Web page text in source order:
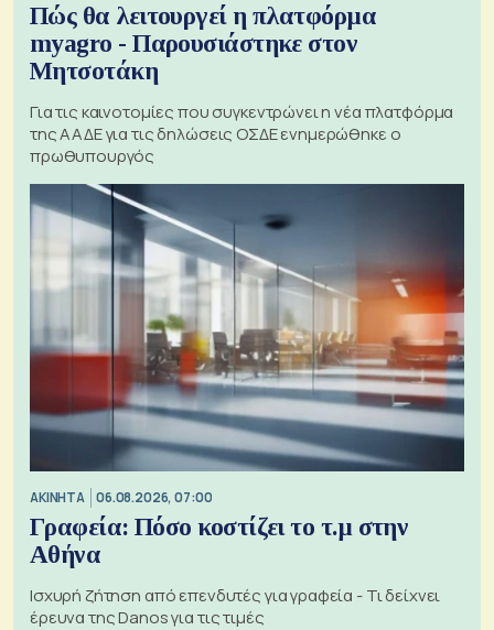
Πώς θα λειτουργεί η πλατφόρμα
myagro - Παρουσιάστηκε στον
Μητσοτάκη
Για τις καινοτομίες που συγκεντρώνει η νέα πλατφόρμα
της ΑΑΔΕ για τις δηλώσεις ΟΣΔΕ ενημερώθηκε ο
πρωθυπουργός
ΑΚΙΝΗΤΑ 06.08.2026, 07:00
Γραφεία: Πόσο κοστίζει το τ.μ στην
Αθήνα
Ισχυρή ζήτηση από επενδυτές για γραφεία - Τι δείχνει
έρευνα της Danos για τις τιμές